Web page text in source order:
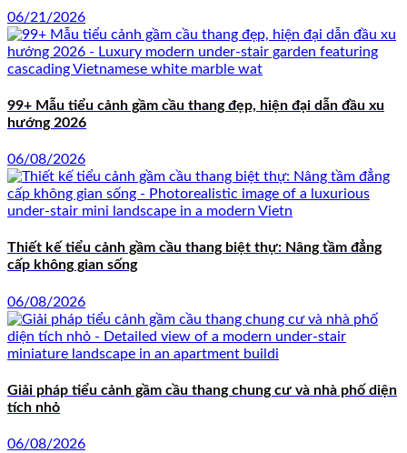
06/21/2026
99+ Mẫu tiểu cảnh gầm cầu thang đẹp, hiện đại dẫn đầu xu
hướng 2026
06/08/2026
Thiết kế tiểu cảnh gầm cầu thang biệt thự: Nâng tầm đẳng
cấp không gian sống
06/08/2026
Giải pháp tiểu cảnh gầm cầu thang chung cư và nhà phố diện
tích nhỏ
06/08/2026